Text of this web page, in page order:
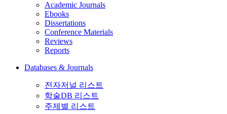
Academic Journals
Ebooks
Dissertations
Conference Materials
Reviews
Reports
Databases & Journals
전자저널 리스트
학술DB 리스트
주제별 리스트